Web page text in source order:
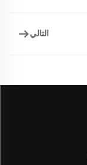
التالي